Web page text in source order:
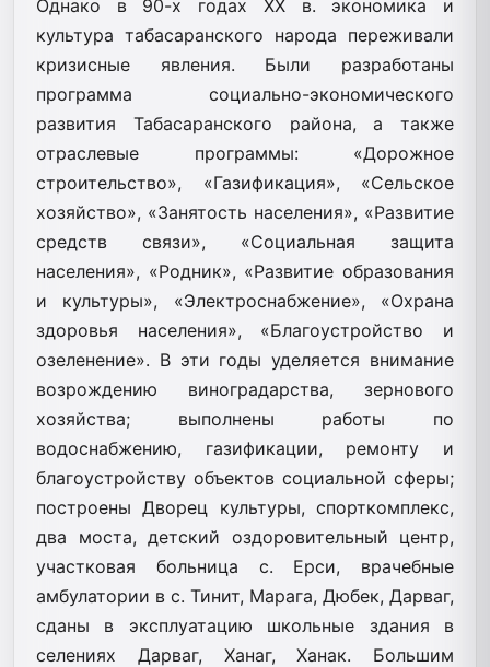
Однако в 90-х годах XX в. экономика и
культура табасаранского народа переживали
кризисные явления. Были разработаны
программа социально-экономического
развития Табасаранского района, а также
отраслевые программы: «Дорожное
строительство», «Газификация», «Сельское
хозяйство», «Занятость населения», «Развитие
средств связи», «Социальная защита
населения», «Родник», «Развитие образования
и культуры», «Электроснабжение», «Охрана
здоровья населения», «Благоустройство и
озеленение». В эти годы уделяется внимание
возрождению виноградарства, зернового
хозяйства; выполнены работы по
водоснабжению, газификации, ремонту и
благоустройству объектов социальной сферы;
построены Дворец культуры, спорткомплекс,
два моста, детский оздоровительный центр,
участковая больница с. Ерси, врачебные
амбулатории в с. Тинит, Марага, Дюбек, Дарваг,
сданы в эксплуатацию школьные здания в
селениях Дарваг, Ханаг, Ханак. Большим